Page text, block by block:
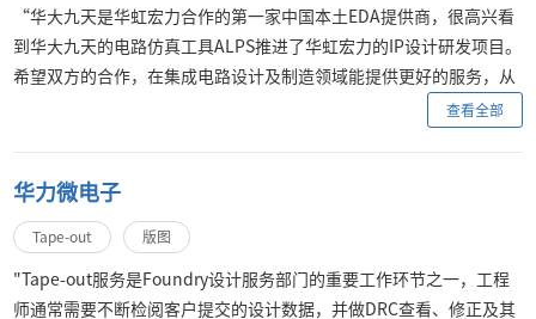
“华大九天是华虹宏力合作的第一家中国本土EDA提供商，很高兴看
到华大九天的电路仿真工具ALPS推进了华虹宏力的IP设计研发项目。
希望双方的合作，在集成电路设计及制造领域能提供更好的服务，从
查看全部
华力微电子
Tape-out 版图
"Tape-out服务是Foundry设计服务部门的重要工作环节之一，工程
师通常需要不断检阅客户提交的设计数据，并做DRC查看、修正及其